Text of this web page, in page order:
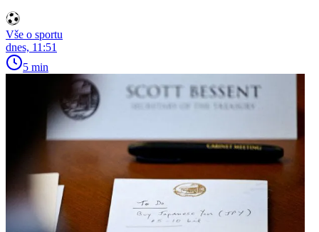
Vše o sportu
dnes, 11:51
5 min